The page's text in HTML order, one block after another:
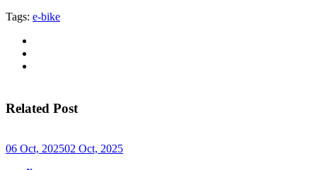
Tags: e-bike
Related Post
06 Oct, 202502 Oct, 2025